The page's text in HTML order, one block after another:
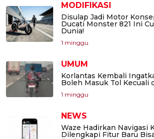
MODIFIKASI
Disulap Jadi Motor
Ducati Monster 821 Ini
Dunia!
1 minggu
UMUM
Korlantas Kembali
Boleh Masuk Tol Kecuali
1 minggu
NEWS
Waze Hadirkan Navigasi
Dilengkapi Fitur Baru